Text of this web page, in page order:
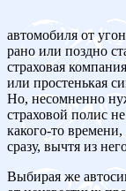
автомобиля от
рано или поздно
страховая
или простенькая
Но, несомненно
страховой полис
какого-то
сразу, вычтя из
Выбирая же